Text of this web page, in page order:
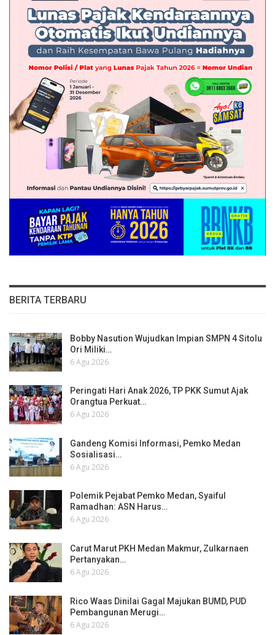
BERITA TERBARU
Bobby Nasution Wujudkan Impian SMPN 4 Sitolu
Ori Miliki…
6 Agu 2026
Peringati Hari Anak 2026, TP PKK Sumut Ajak
Orangtua Perkuat…
6 Agu 2026
Gandeng Komisi Informasi, Pemko Medan
Sosialisasi…
6 Agu 2026
Polemik Pejabat Pemko Medan, Syaiful
Ramadhan: ASN Harus…
6 Agu 2026
Carut Marut PKH Medan Makmur, Zulkarnaen
Pertanyakan…
6 Agu 2026
Rico Waas Dinilai Gagal Majukan BUMD, PUD
Pembangunan Merugi…
6 Agu 2026